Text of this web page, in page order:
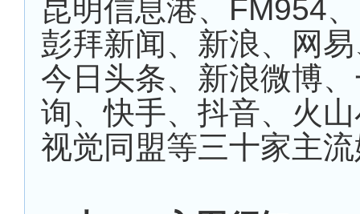
昆明信息港、 FM954、
彭拜新闻、新浪、网
今日头条、新浪微博
询、快手、抖音、火
视觉同盟等三十家主